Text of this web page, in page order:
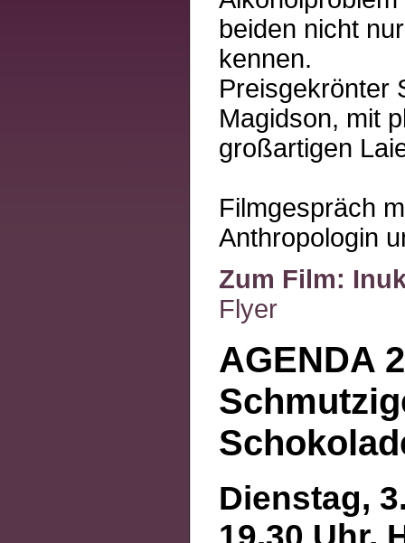
beiden nicht
kennen.
Preisgekrönter
Magidson, mit
großartigen
Filmgespräch
Anthropologin
Zum Film:
Flyer
AGENDA
Dienstag,